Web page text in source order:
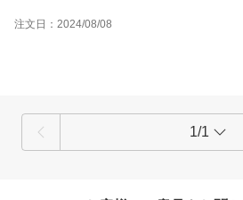
注文日：2024/08/08
1/1